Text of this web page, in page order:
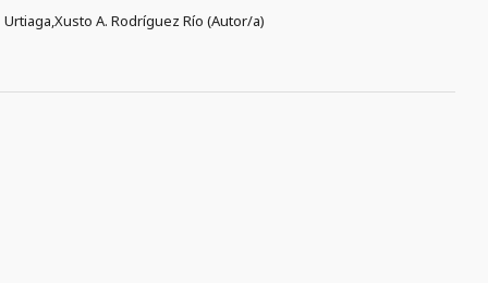
A. Rodríguez Río (Autor/a)